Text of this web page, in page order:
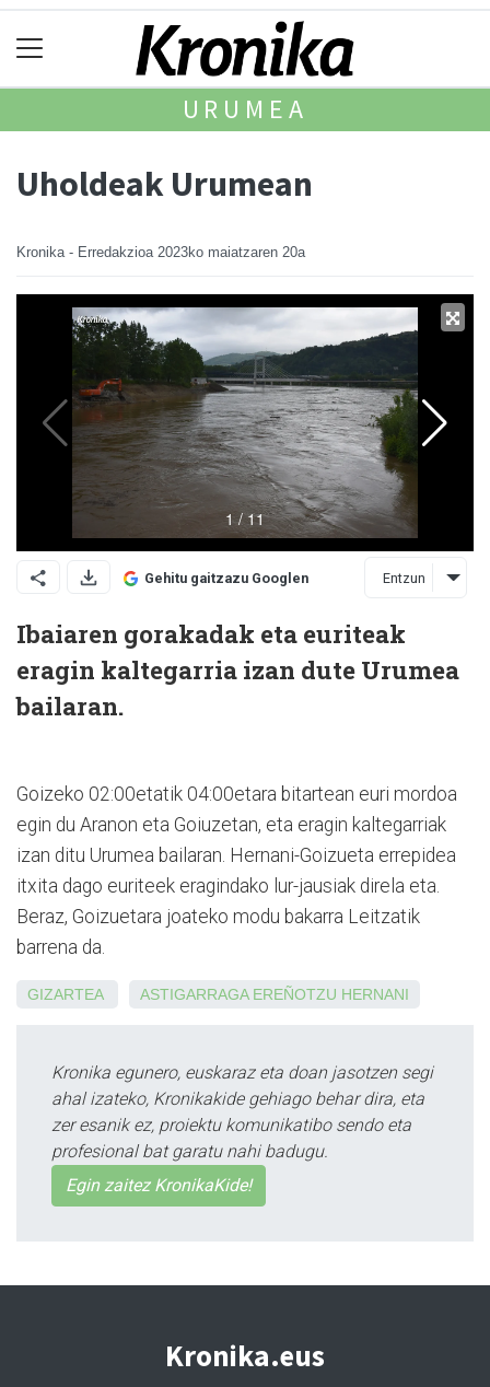
URUMEA
Uholdeak Urumean
Kronika - Erredakzioa 2023ko maiatzaren 20a
Gehitu gaitzazu Googlen Entzun
Ibaiaren gorakadak eta euriteak
eragin kaltegarria izan dute Urumea
bailaran.
Goizeko 02:00etatik 04:00etara bitartean euri mordoa
egin du Aranon eta Goiuzetan, eta eragin kaltegarriak
izan ditu Urumea bailaran. Hernani-Goizueta errepidea
itxita dago euriteek eragindako lur-jausiak direla eta.
Beraz, Goizuetara joateko modu bakarra Leitzatik
barrena da.
GIZARTEA ASTIGARRAGA EREÑOTZU HERNANI
Kronika egunero, euskaraz eta doan jasotzen segi
ahal izateko, Kronikakide gehiago behar dira, eta
zer esanik ez, proiektu komunikatibo sendo eta
profesional bat garatu nahi badugu.
Egin zaitez KronikaKide!
Kronika.eus